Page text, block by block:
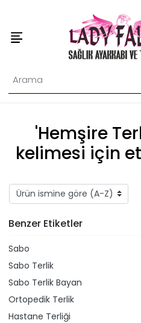
'Hemşire
kelimesi için
Benzer Etiketler
Sabo
Sabo Terlik
Sabo Terlik Bayan
Ortopedik Terlik
Hastane Terliği